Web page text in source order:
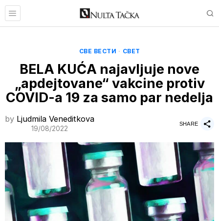
СВЕ ВЕСТИ · СВЕТ
BELA KUĆA najavljuje nove
„apdejtovane“ vakcine protiv
COVID-a 19 za samo par nedelja
by Ljudmila Veneditkova
19/08/2022
SHARE